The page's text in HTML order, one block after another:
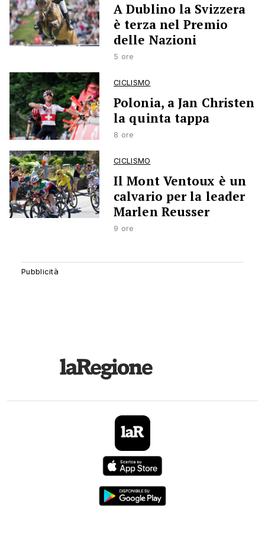
A Dublino la Svizzera
è terza nel Premio
delle Nazioni
5 ore
CICLISMO
Polonia, a Jan Christen
la quinta tappa
8 ore
CICLISMO
Il Mont Ventoux è un
calvario per la leader
Marlen Reusser
9 ore